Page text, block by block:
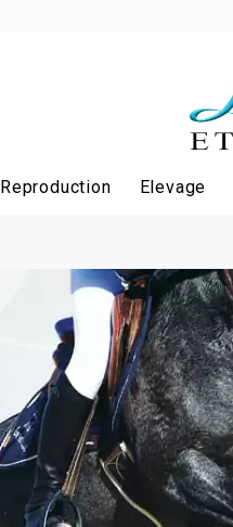
Reproduction Elevage